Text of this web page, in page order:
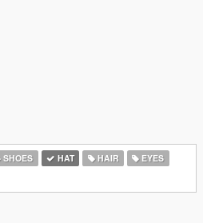
SHOES HAT HAIR
EYES